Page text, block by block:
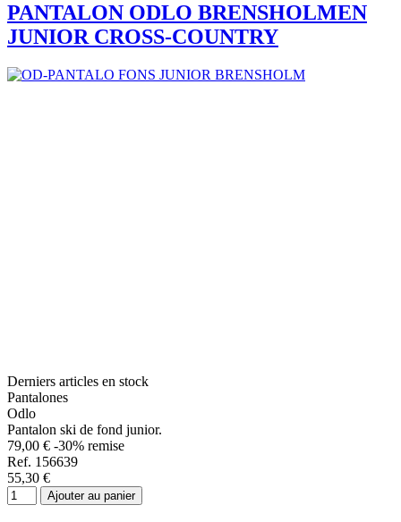
PANTALON ODLO BRENSHOLMEN
JUNIOR CROSS-COUNTRY
Derniers articles en stock
Pantalones
Odlo
Pantalon ski de fond junior.
79,00 € -30% remise
Ref. 156639
55,30 €
Ajouter au panier